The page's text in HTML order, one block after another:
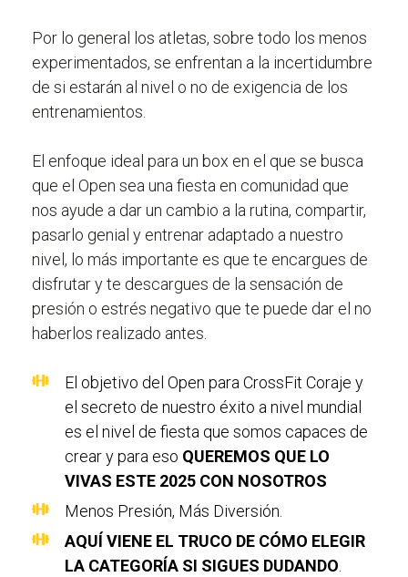
Por lo general los atletas, sobre todo los menos
experimentados, se enfrentan a la incertidumbre
de si estarán al nivel o no de exigencia de los
entrenamientos.
El enfoque ideal para un box en el que se busca
que el Open sea una fiesta en comunidad que
nos ayude a dar un cambio a la rutina, compartir,
pasarlo genial y entrenar adaptado a nuestro
nivel, lo más importante es que te encargues de
disfrutar y te descargues de la sensación de
presión o estrés negativo que te puede dar el no
haberlos realizado antes.
El objetivo del Open para CrossFit Coraje y
el secreto de nuestro éxito a nivel mundial
es el nivel de fiesta que somos capaces de
crear y para eso QUEREMOS QUE LO
VIVAS ESTE 2025 CON NOSOTROS
Menos Presión, Más Diversión.
AQUÍ VIENE EL TRUCO DE CÓMO ELEGIR
LA CATEGORÍA SI SIGUES DUDANDO